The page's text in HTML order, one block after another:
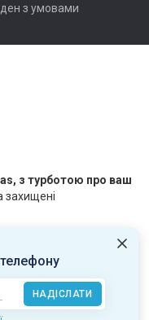
НАДІСЛАТИ
з умовами
з турботою про ваш
захищені